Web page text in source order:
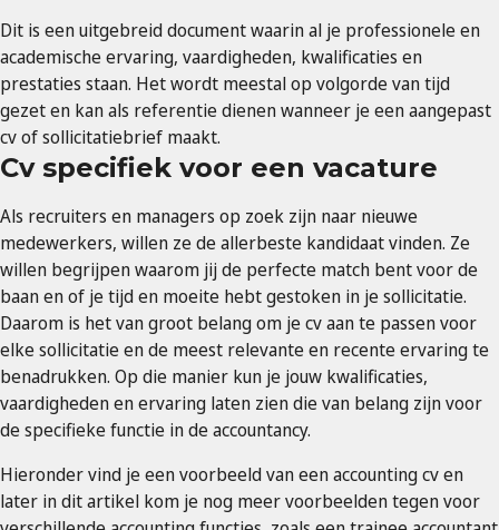
Dit is een uitgebreid document waarin al je professionele en
academische ervaring, vaardigheden, kwalificaties en
prestaties staan. Het wordt meestal op volgorde van tijd
gezet en kan als referentie dienen wanneer je een aangepast
cv of sollicitatiebrief maakt.
Cv specifiek voor een vacature
Als recruiters en managers op zoek zijn naar nieuwe
medewerkers, willen ze de allerbeste kandidaat vinden. Ze
willen begrijpen waarom jij de perfecte match bent voor de
baan en of je tijd en moeite hebt gestoken in je sollicitatie.
Daarom is het van groot belang om je cv aan te passen voor
elke sollicitatie en de meest relevante en recente ervaring te
benadrukken. Op die manier kun je jouw kwalificaties,
vaardigheden en ervaring laten zien die van belang zijn voor
de specifieke functie in de accountancy.
Hieronder vind je een voorbeeld van een accounting cv en
later in dit artikel kom je nog meer voorbeelden tegen voor